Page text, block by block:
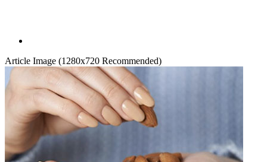
Article Image (1280x720 Recommended)